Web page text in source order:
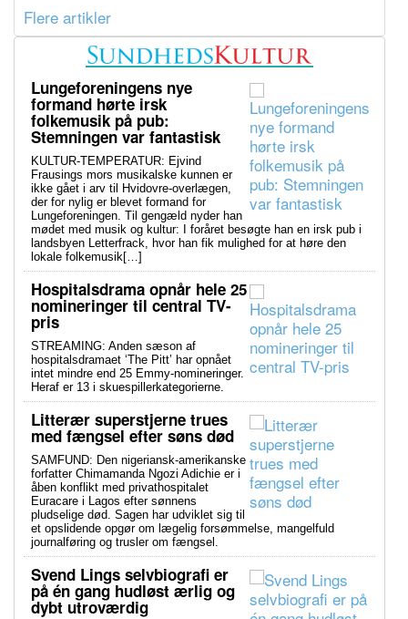
Flere artikler
Lungeforeningens nye
formand hørte irsk
folkemusik på pub:
Stemningen var fantastisk
KULTUR-TEMPERATUR: Ejvind
Frausings mors musikalske kunnen er
ikke gået i arv til Hvidovre-overlægen,
der for nylig er blevet formand for
Lungeforeningen. Til gengæld nyder han
mødet med musik og kultur: I foråret besøgte han en irsk pub i
landsbyen Letterfrack, hvor han fik mulighed for at høre den
lokale folkemusik[…]
Hospitalsdrama opnår hele 25
nomineringer til central TV-
pris
STREAMING: Anden sæson af
hospitalsdramaet ‘The Pitt’ har opnået
intet mindre end 25 Emmy-nomineringer.
Heraf er 13 i skuespillerkategorierne.
Litterær superstjerne trues
med fængsel efter søns død
SAMFUND: Den nigeriansk-amerikanske
forfatter Chimamanda Ngozi Adichie er i
åben konflikt med privathospitalet
Euracare i Lagos efter sønnens
pludselige død. Sagen har udviklet sig til
et opslidende opgør om lægelig forsømmelse, mangelfuld
journalføring og trusler om fængsel.
Svend Lings selvbiografi er
på én gang hudløst ærlig og
dybt utroværdig